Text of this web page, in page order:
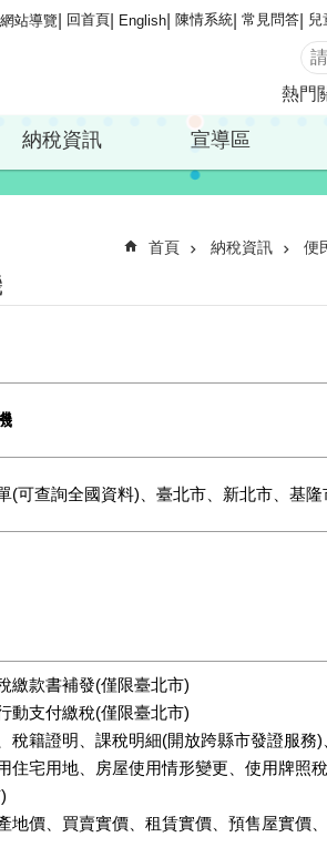
網站導覽 回首頁 English 陳情系統 常見問答 兒
熱門
納稅資訊 宣導區
首頁 納稅資訊 便
(可查詢全國資料)、臺北市、新北市、基
繳款書補發(僅限臺北市)
動支付繳稅(僅限臺北市)
稅籍證明、課稅明細(開放跨縣市發證服務
住宅用地、房屋使用情形變更、使用牌照
地價、買賣實價、租賃實價、預售屋實價